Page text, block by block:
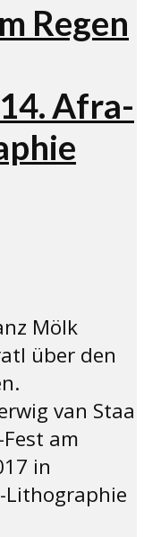
Regen
Afra-
Mölk
über den
van Staa
am
in
Lithographie